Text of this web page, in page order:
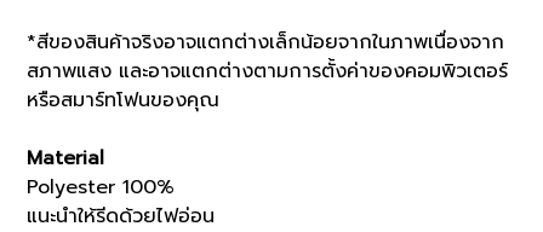
*สีของสินค้าจริงอาจแตกต่างเล็กน้อยจากในภาพเนื่องจาก
สภาพแสง และอาจแตกต่างตามการตั้งค่าของคอมพิวเตอร์
หรือสมาร์ทโฟนของคุณ
Material
Polyester 100%
แนะนำให้รีดด้วยไฟอ่อน